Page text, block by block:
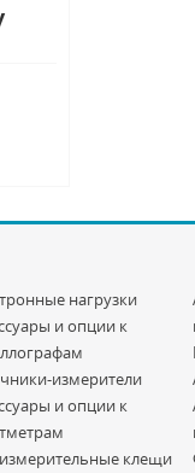
нагрузки
и опции к
измерители
и опции к
клещи